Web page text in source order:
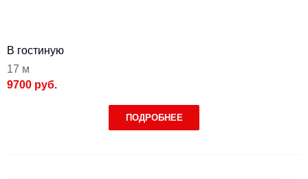
В гостиную
17 м
9700 руб.
ПОДРОБНЕЕ